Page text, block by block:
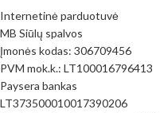
Internetinė parduotuvė
MB Siūlų spalvos
Įmonės kodas: 306709456
PVM mok.k.: LT100016796413
Paysera bankas
LT373500010017390206